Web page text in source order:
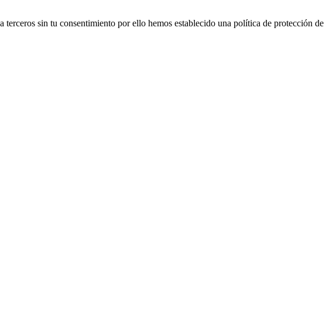
sin tu consentimiento por ello hemos establecido una política de protección de